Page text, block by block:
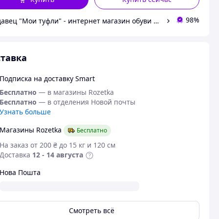
Продавец "Мои туфли" - интернет магазин обуви на все случаи жизни. 98%
на доставку Smart
— в магазины Rozetka
— в отделения Новой почты
больше
Rozetka
Бесплатно
заказ от 200 ₴ до 15 кг и 120 см
12 - 14 августа
Пошта
Смотреть всё